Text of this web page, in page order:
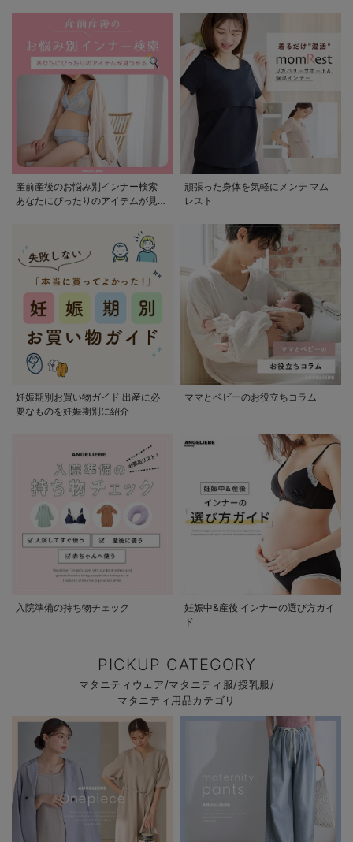
産前産後のお悩み別インナー検索
あなたにぴったりのアイテムが見つ
頑張った身体を気軽にメンテ マム
レスト
妊娠期別お買い物ガイド 出産に必
要なものを妊娠期別に紹介
ママとベビーのお役立ちコラム
入院準備の持ち物チェック
妊娠中&産後 インナーの選び方ガイ
ド
PICKUP CATEGORY
マタニティウェア/マタニティ服/授乳服/
マタニティ用品カテゴリ